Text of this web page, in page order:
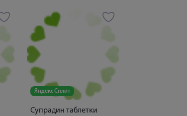
Яндекс Сплит
Супрадин таблетки